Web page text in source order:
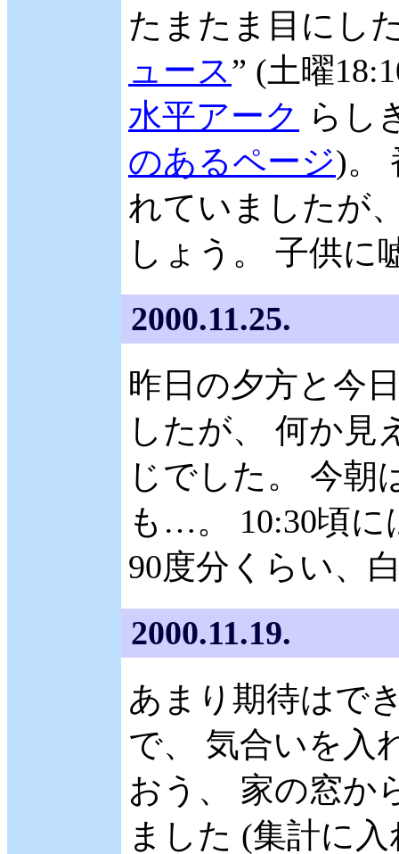
たまたま目にし
ュース” (土曜
水平アーク らし
のあるページ)。
れていましたが
しょう。 子供に
2000.11.25.
昨日の夕方と今
したが、 何か見
じでした。 今朝
も…。 10:30頃に
90度分くらい、
2000.11.19.
あまり期待はで
で、 気合いを入
おう、 家の窓か
ました (集計に